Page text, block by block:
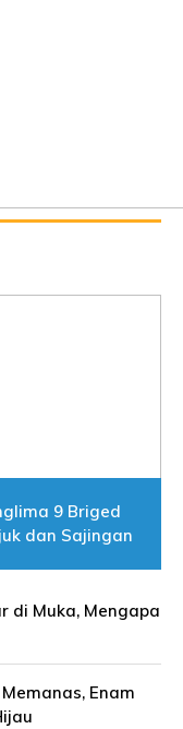
9 Briged
dan Sajingan
di Muka, Mengapa
Enam